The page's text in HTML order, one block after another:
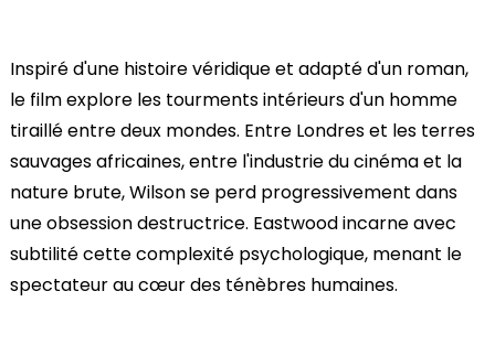
Inspiré d'une histoire véridique et adapté d'un roman,
le film explore les tourments intérieurs d'un homme
tiraillé entre deux mondes. Entre Londres et les terres
sauvages africaines, entre l'industrie du cinéma et la
nature brute, Wilson se perd progressivement dans
une obsession destructrice. Eastwood incarne avec
subtilité cette complexité psychologique, menant le
spectateur au cœur des ténèbres humaines.